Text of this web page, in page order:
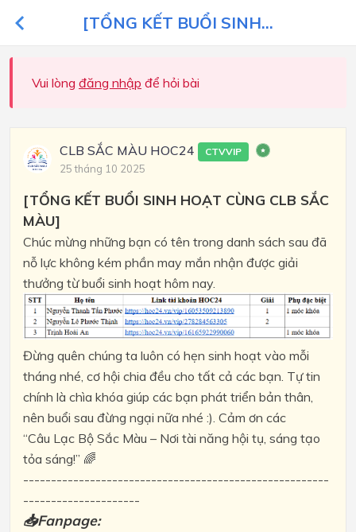
[TỔNG KẾT BUỔI SINH...
Vui lòng đăng nhập để hỏi bài
CLB SẮC MÀU HOC24 CTVVIP
25 tháng 10 2025
[TỔNG KẾT BUỔI SINH HOẠT CÙNG CLB SẮC
MÀU]
Chúc mừng những bạn có tên trong danh sách sau đã
nỗ lực không kém phần may mắn nhận được giải
thưởng từ buổi sinh hoạt hôm nay.
Đừng quên chúng ta luôn có hẹn sinh hoạt vào mỗi
tháng nhé, cơ hội chia đều cho tất cả các bạn. Tự tin
chính là chìa khóa giúp các bạn phát triển bản thân,
nên buổi sau đừng ngại nữa nhé :). Cảm ơn các
“Câu Lạc Bộ Sắc Màu – Nơi tài năng hội tụ, sáng tạo
tỏa sáng!” 🌈
-------------------------------------------------------
---------------------
📥Fanpage: